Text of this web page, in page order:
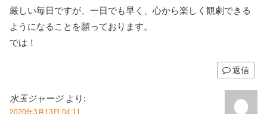
厳しい毎日ですが、一日でも早く、心から楽しく観劇できる
ようになることを願っております。
では！
返信
水玉ジャージ より:
2020年3月13日 04:11